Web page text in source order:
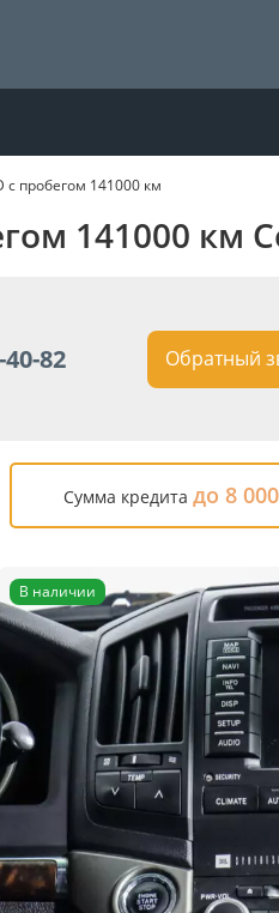
с пробегом 141000 км
141000 км
82 Обратный
Сумма кредита до 8
В наличии